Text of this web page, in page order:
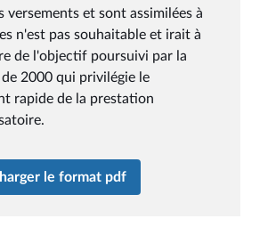
versements et sont assimilées à
n'est pas souhaitable et irait à
de l'objectif poursuivi par la
2000 qui privilégie le
rapide de la prestation
le format pdf